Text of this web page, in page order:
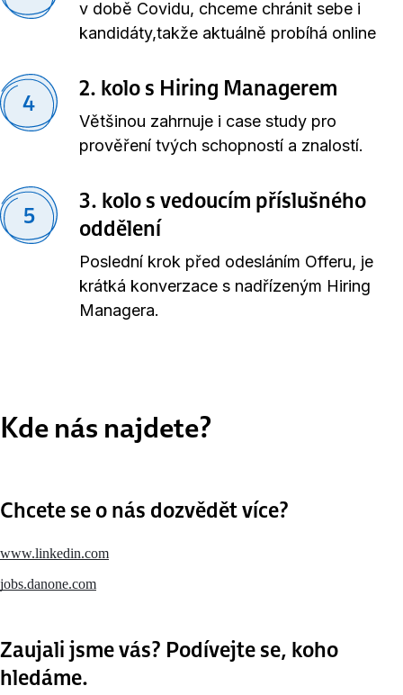
v době Covidu, chceme chránit sebe i
kandidáty,takže aktuálně probíhá online
4
2. kolo s Hiring Managerem
Většinou zahrnuje i case study pro
prověření tvých schopností a znalostí.
5
3. kolo s vedoucím příslušného
oddělení
Poslední krok před odesláním Offeru, je
krátká konverzace s nadřízeným Hiring
Managera.
Kde nás najdete?
Chcete se o nás dozvědět více?
www.linkedin.com
jobs.danone.com
Zaujali jsme vás? Podívejte se, koho
hledáme.